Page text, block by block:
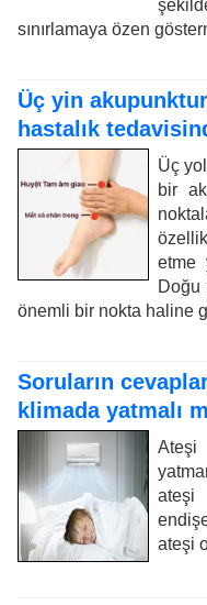
sınırlamaya özen
Üç yin
hastalık
Üç
bir
etme
Doğu
önemli bir nokta haline
Soruların
klimada yatmalı
ateşi
ateşi